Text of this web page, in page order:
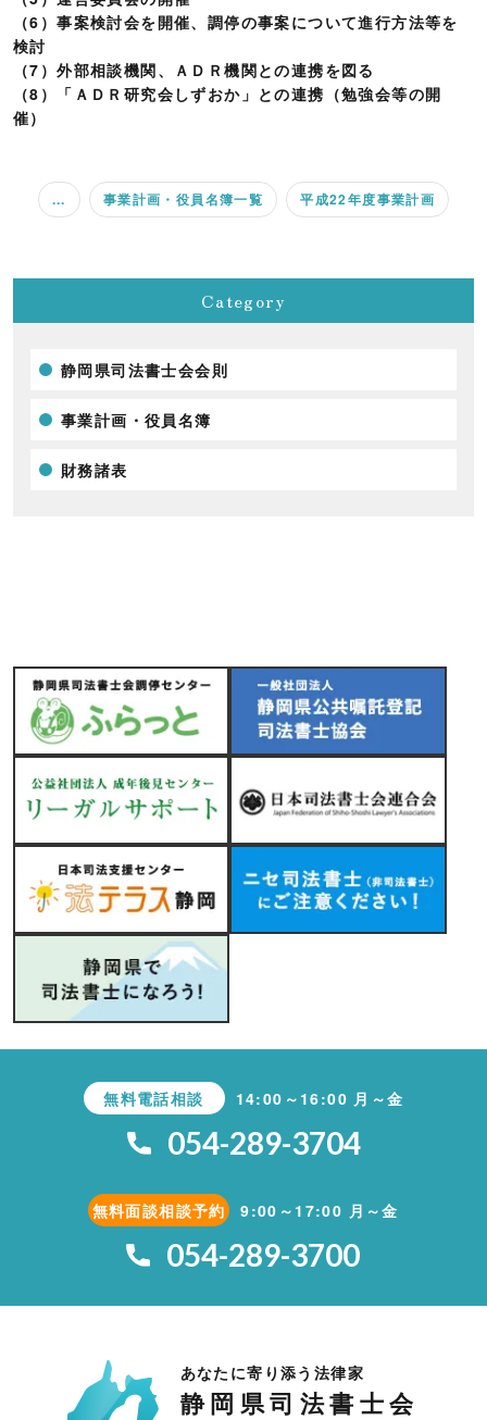
（6）事案検討会を開催、調停の事案について進行方法等を
検討
（7）外部相談機関、ＡＤＲ機関との連携を図る
（8）「ＡＤＲ研究会しずおか」との連携（勉強会等の開
催）
... 事業計画・役員名簿一覧 平成22年度事業計画
Category
静岡県司法書士会会則
事業計画・役員名簿
財務諸表
無料電話相談 14:00～16:00 月～金
054-289-3704
無料面談相談予約 9:00～17:00 月～金
054-289-3700
あなたに寄り添う法律家
静岡県司法書士会